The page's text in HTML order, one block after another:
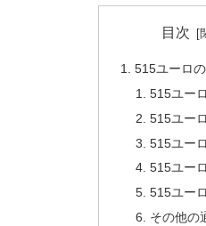
目次
515ユーロ
515ユー
515ユー
515ユー
515ユー
515ユー
その他の